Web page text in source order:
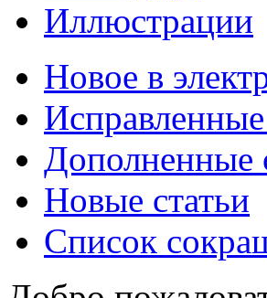
Иллюстрации
Новое в
Исправленные
Дополненные
Новые статьи
Список